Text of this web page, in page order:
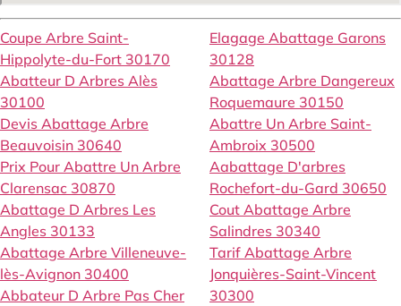
Coupe Arbre Saint-
Hippolyte-du-Fort 30170
Abatteur D Arbres Alès
30100
Devis Abattage Arbre
Beauvoisin 30640
Prix Pour Abattre Un Arbre
Clarensac 30870
Abattage D Arbres Les
Angles 30133
Abattage Arbre Villeneuve-
lès-Avignon 30400
Abbateur D Arbre Pas Cher
Elagage Abattage Garons
30128
Abattage Arbre Dangereux
Roquemaure 30150
Abattre Un Arbre Saint-
Ambroix 30500
Aabattage D'arbres
Rochefort-du-Gard 30650
Cout Abattage Arbre
Salindres 30340
Tarif Abattage Arbre
Jonquières-Saint-Vincent
30300